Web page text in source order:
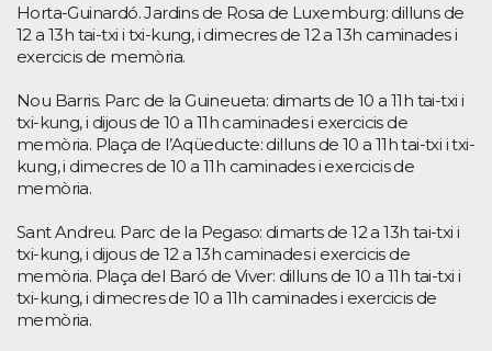
Horta-Guinardó. Jardins de Rosa de Luxemburg: dilluns de
12 a 13h tai-txi i txi-kung, i dimecres de 12 a 13h caminades i
exercicis de memòria.
Nou Barris. Parc de la Guineueta: dimarts de 10 a 11h tai-txi i
txi-kung, i dijous de 10 a 11h caminades i exercicis de
memòria. Plaça de l’Aqüeducte: dilluns de 10 a 11h tai-txi i txi-
kung, i dimecres de 10 a 11h caminades i exercicis de
memòria.
Sant Andreu. Parc de la Pegaso: dimarts de 12 a 13h tai-txi i
txi-kung, i dijous de 12 a 13h caminades i exercicis de
memòria. Plaça del Baró de Viver: dilluns de 10 a 11h tai-txi i
txi-kung, i dimecres de 10 a 11h caminades i exercicis de
memòria.